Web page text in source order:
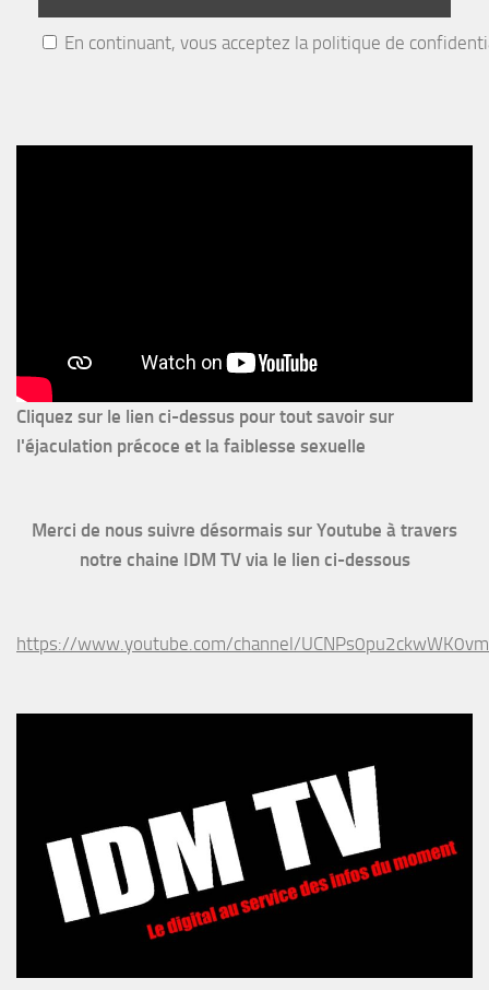
En continuant, vous acceptez la politique de
Cliquez sur le lien ci-dessus pour tout savoir sur
l'éjaculation précoce et la faiblesse sexuelle
Merci de nous suivre désormais sur Youtube à travers
notre chaine IDM TV via le lien ci-dessous
https://www.youtube.com/channel/